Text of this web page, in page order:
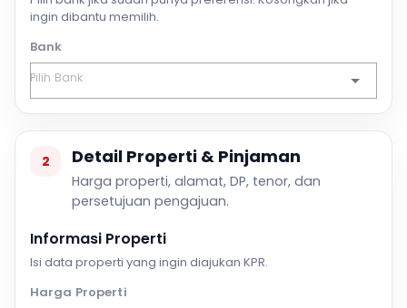
ingin dibantu memilih.
Bank
2 Detail Properti & Pinjaman
Harga properti, alamat, DP, tenor, dan
persetujuan pengajuan.
Informasi Properti
Isi data properti yang ingin diajukan KPR.
Harga Properti